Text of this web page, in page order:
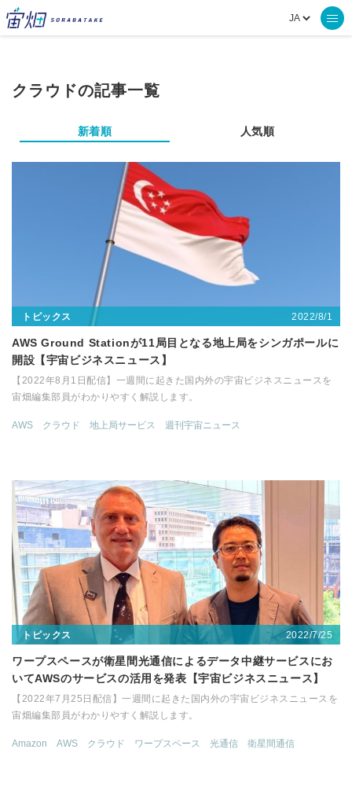
クラウドの記事一覧
新着順 人気順
トピックス 2022/8/1
AWS Ground Stationが11局目となる地上局をシンガポールに
開設【宇宙ビジネスニュース】
【2022年8月1日配信】一週間に起きた国内外の宇宙ビジネスニュースを
宙畑編集部員がわかりやすく解説します。
AWS クラウド 地上局サービス 週刊宇宙ニュース
トピックス 2022/7/25
ワープスペースが衛星間光通信によるデータ中継サービスにお
いてAWSのサービスの活用を発表【宇宙ビジネスニュース】
【2022年7月25日配信】一週間に起きた国内外の宇宙ビジネスニュースを
宙畑編集部員がわかりやすく解説します。
Amazon AWS クラウド ワープスペース 光通信 衛星間通信